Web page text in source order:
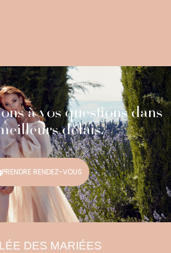
à vos questions dans
délais.
PRENDRE RENDEZ-VOUS
DES MARIÉES